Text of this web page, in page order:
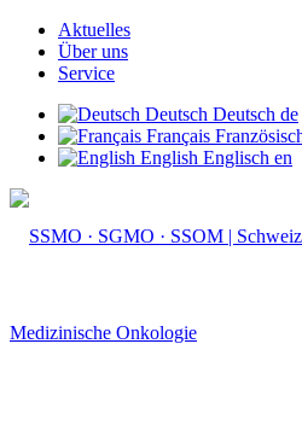
Aktuelles
Über uns
Service
Deutsch Deutsch de
Français
English Englisch en